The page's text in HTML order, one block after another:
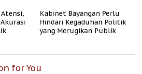
Kabinet Bayangan Perlu
Hindari Kegaduhan Politik
yang Merugikan Publik
for You